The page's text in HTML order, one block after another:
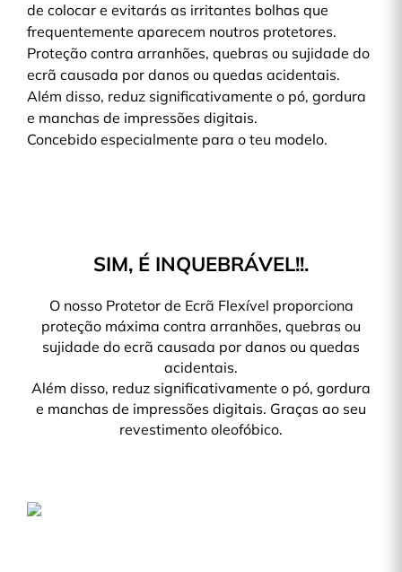
de colocar e evitarás as irritantes bolhas que
frequentemente aparecem noutros protetores.
Proteção contra arranhões, quebras ou sujidade do
ecrã causada por danos ou quedas acidentais.
Além disso, reduz significativamente o pó, gordura
e manchas de impressões digitais.
Concebido especialmente para o teu modelo.
SIM, É INQUEBRÁVEL!!.
O nosso Protetor de Ecrã Flexível proporciona
proteção máxima contra arranhões, quebras ou
sujidade do ecrã causada por danos ou quedas
acidentais.
Além disso, reduz significativamente o pó, gordura
e manchas de impressões digitais. Graças ao seu
revestimento oleofóbico.